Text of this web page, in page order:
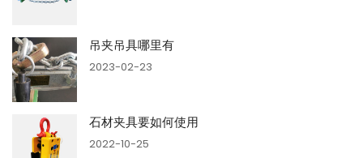
吊夹吊具哪里有
2023-02-23
石材夹具要如何使用
2022-10-25